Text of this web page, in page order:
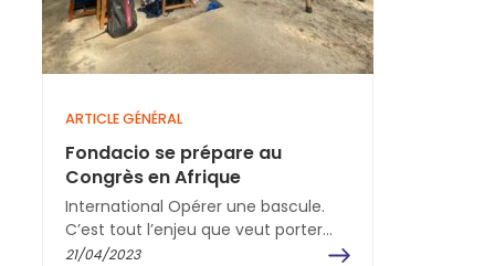
ARTICLE GÉNÉRAL
Fondacio se prépare au
Congrès en Afrique
International Opérer une bascule.
C’est tout l’enjeu que veut porter
l'équipe de cinq coprésidents pour
21/04/2023